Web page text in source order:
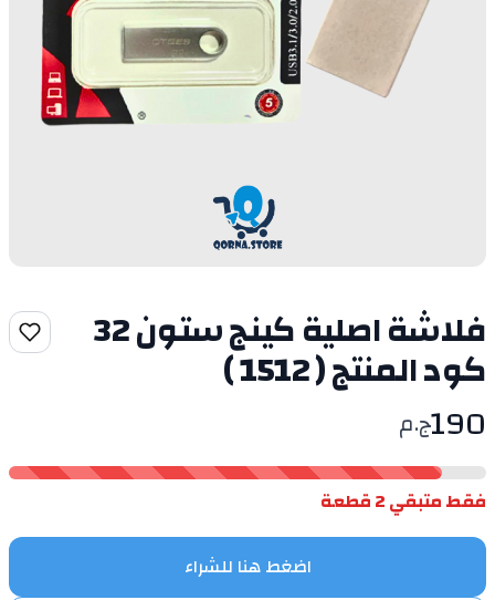
فلاشة اصلية كينج ستون 32
كود المنتج ( 1512 )
190ج.م
فقط متبقي 2 قطعة
اضغط هنا للشراء